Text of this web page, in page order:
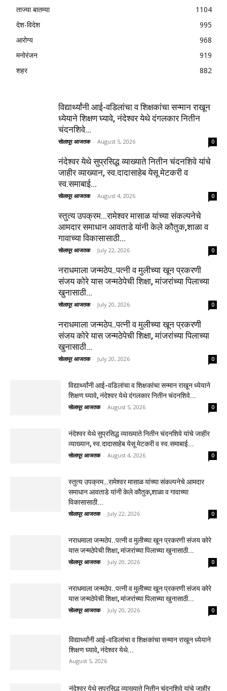
ताज्या बातम्या
1104
देश-विदेश
995
आरोग्य
968
मनोरंजन
919
शहर
882
विद्यार्थ्यांनी आई-वडिलांचा व शिक्षकांचा सन्मान राखून
ध्येयाने शिक्षण घ्यावे, नंदेश्वर येथे दंगलकार नितीन
चंदनशिवे...
सोलापूर आजतक - August 5, 2026 0
नंदेश्वर येथे सुप्रसिद्ध व्याख्याते नितीन चंदनशिवे यांचे
जाहीर व्याख्यान, स्व.दादासाहेब येसू मेटकरी व
स्व.समाबाई...
सोलापूर आजतक - August 4, 2026 0
स्तुत्य उपक्रम…रामेश्वर मासाळ यांच्या संकल्पनेचे
आमदार समाधान आवताडे यांनी केले कौतुक,शाळा व
गावाच्या विकासासाठी...
सोलापूर आजतक - July 22, 2026 0
नराधमाला जन्मठेप..पत्नी व मुलीच्या खून प्रकरणी
संजय कोरे यास जन्मठेपेची शिक्षा, मांजरांच्या पिलाच्या
खुनासाठी...
सोलापूर आजतक - July 20, 2026 0
नराधमाला जन्मठेप..पत्नी व मुलीच्या खून प्रकरणी
संजय कोरे यास जन्मठेपेची शिक्षा, मांजरांच्या पिलाच्या
खुनासाठी...
सोलापूर आजतक - July 20, 2026 0
विद्यार्थ्यांनी आई-वडिलांचा व शिक्षकांचा सन्मान राखून ध्येयाने
शिक्षण घ्यावे, नंदेश्वर येथे दंगलकार नितीन चंदनशिवे...
सोलापूर आजतक - August 5, 2026 0
नंदेश्वर येथे सुप्रसिद्ध व्याख्याते नितीन चंदनशिवे यांचे जाहीर
व्याख्यान, स्व.दादासाहेब येसू मेटकरी व स्व.समाबाई...
सोलापूर आजतक - August 4, 2026 0
स्तुत्य उपक्रम…रामेश्वर मासाळ यांच्या संकल्पनेचे आमदार
समाधान आवताडे यांनी केले कौतुक,शाळा व गावाच्या
विकासासाठी...
सोलापूर आजतक - July 22, 2026 0
नराधमाला जन्मठेप..पत्नी व मुलीच्या खून प्रकरणी संजय कोरे
यास जन्मठेपेची शिक्षा, मांजरांच्या पिलाच्या खुनासाठी...
सोलापूर आजतक - July 20, 2026 0
नराधमाला जन्मठेप..पत्नी व मुलीच्या खून प्रकरणी संजय कोरे
यास जन्मठेपेची शिक्षा, मांजरांच्या पिलाच्या खुनासाठी...
सोलापूर आजतक - July 20, 2026 0
विद्यार्थ्यांनी आई-वडिलांचा व शिक्षकांचा सन्मान राखून ध्येयाने
शिक्षण घ्यावे, नंदेश्वर येथे...
August 5, 2026
नंदेश्वर येथे सुप्रसिद्ध व्याख्याते नितीन चंदनशिवे यांचे जाहीर